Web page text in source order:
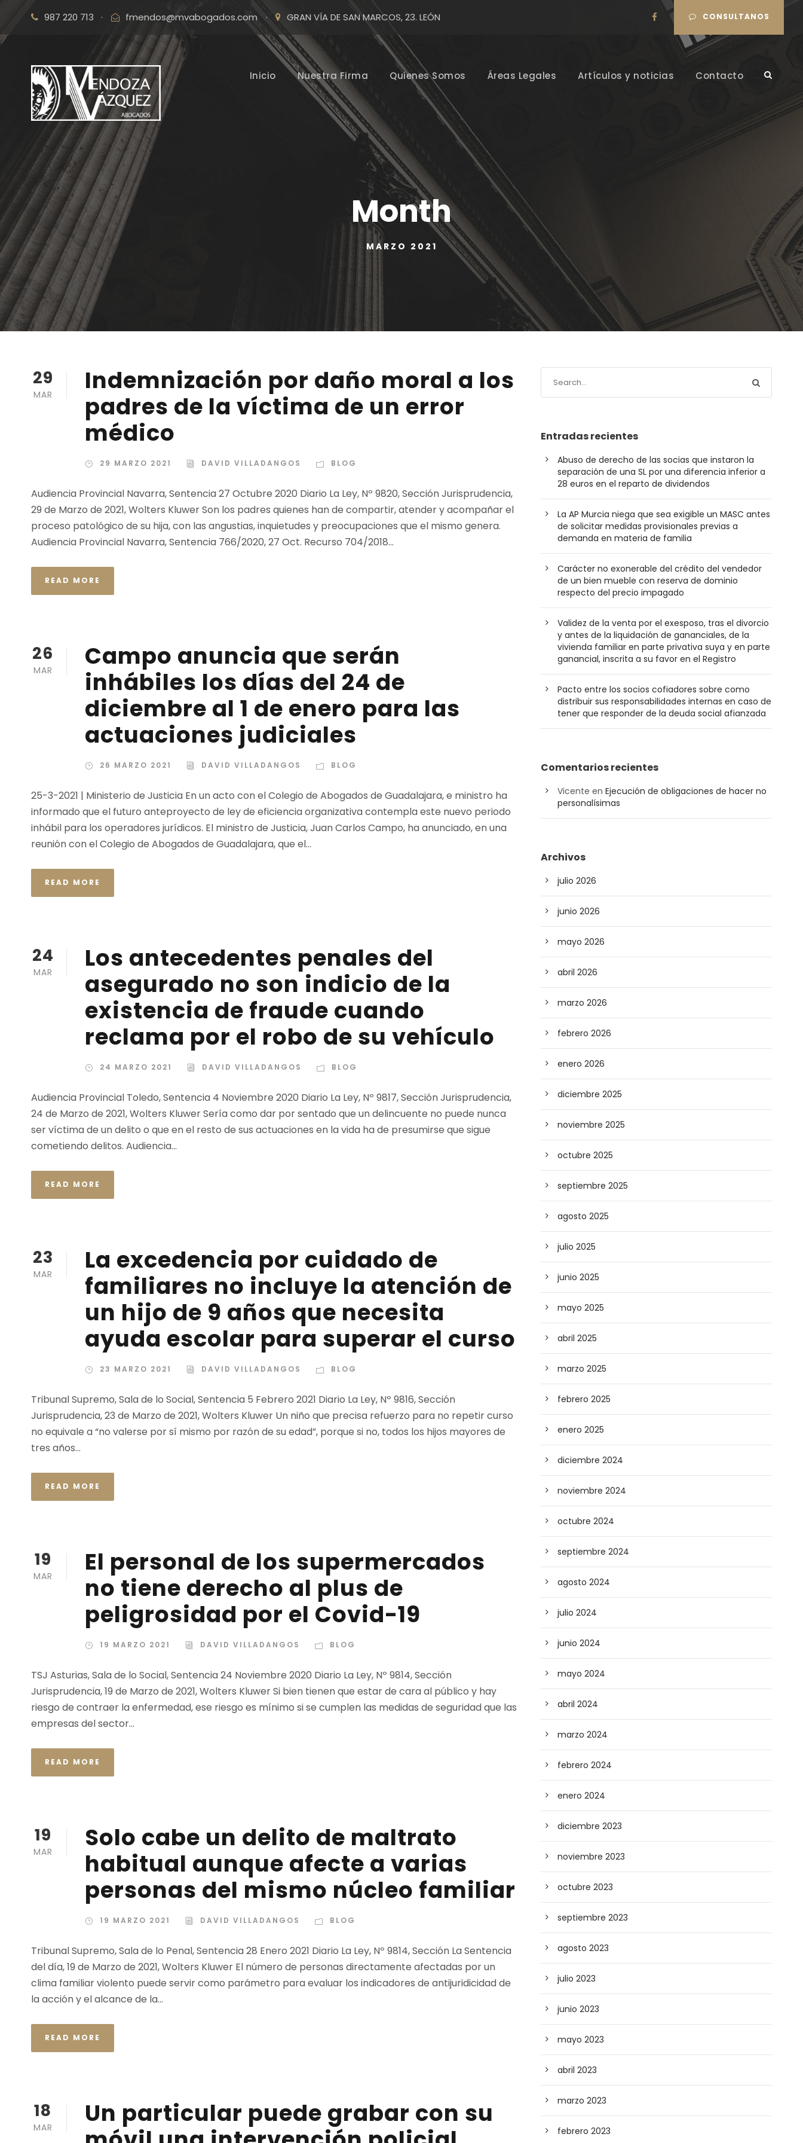
987 220 713 · fmendos@mvabogados.com · GRAN VÍA DE SAN MARCOS, 23. LEÓN CONSULTANOS
Inicio Nuestra Firma Quienes Somos Áreas Legales Artículos y noticias Contacto
Month
MARZO 2021
29
MAR
Indemnización por daño moral a los
padres de la víctima de un error
médico
29 MARZO 2021 DAVID VILLADANGOS BLOG
Audiencia Provincial Navarra, Sentencia 27 Octubre 2020 Diario La Ley, Nº 9820, Sección Jurisprudencia,
29 de Marzo de 2021, Wolters Kluwer Son los padres quienes han de compartir, atender y acompañar el
proceso patológico de su hija, con las angustias, inquietudes y preocupaciones que el mismo genera.
Audiencia Provincial Navarra, Sentencia 766/2020, 27 Oct. Recurso 704/2018...
READ MORE
26
MAR
Campo anuncia que serán
inhábiles los días del 24 de
diciembre al 1 de enero para las
actuaciones judiciales
26 MARZO 2021 DAVID VILLADANGOS BLOG
25-3-2021 | Ministerio de Justicia En un acto con el Colegio de Abogados de Guadalajara, e ministro ha
informado que el futuro anteproyecto de ley de eficiencia organizativa contempla este nuevo periodo
inhábil para los operadores jurídicos. El ministro de Justicia, Juan Carlos Campo, ha anunciado, en una
reunión con el Colegio de Abogados de Guadalajara, que el...
READ MORE
24
MAR
Los antecedentes penales del
asegurado no son indicio de la
existencia de fraude cuando
reclama por el robo de su vehículo
24 MARZO 2021 DAVID VILLADANGOS BLOG
Audiencia Provincial Toledo, Sentencia 4 Noviembre 2020 Diario La Ley, Nº 9817, Sección Jurisprudencia,
24 de Marzo de 2021, Wolters Kluwer Sería como dar por sentado que un delincuente no puede nunca
ser víctima de un delito o que en el resto de sus actuaciones en la vida ha de presumirse que sigue
cometiendo delitos. Audiencia...
READ MORE
23
MAR
La excedencia por cuidado de
familiares no incluye la atención de
un hijo de 9 años que necesita
ayuda escolar para superar el curso
23 MARZO 2021 DAVID VILLADANGOS BLOG
Tribunal Supremo, Sala de lo Social, Sentencia 5 Febrero 2021 Diario La Ley, Nº 9816, Sección
Jurisprudencia, 23 de Marzo de 2021, Wolters Kluwer Un niño que precisa refuerzo para no repetir curso
no equivale a “no valerse por sí mismo por razón de su edad”, porque si no, todos los hijos mayores de
tres años...
READ MORE
19
MAR
El personal de los supermercados
no tiene derecho al plus de
peligrosidad por el Covid-19
19 MARZO 2021 DAVID VILLADANGOS BLOG
TSJ Asturias, Sala de lo Social, Sentencia 24 Noviembre 2020 Diario La Ley, Nº 9814, Sección
Jurisprudencia, 19 de Marzo de 2021, Wolters Kluwer Si bien tienen que estar de cara al público y hay
riesgo de contraer la enfermedad, ese riesgo es mínimo si se cumplen las medidas de seguridad que las
empresas del sector...
READ MORE
19
MAR
Solo cabe un delito de maltrato
habitual aunque afecte a varias
personas del mismo núcleo familiar
19 MARZO 2021 DAVID VILLADANGOS BLOG
Tribunal Supremo, Sala de lo Penal, Sentencia 28 Enero 2021 Diario La Ley, Nº 9814, Sección La Sentencia
del día, 19 de Marzo de 2021, Wolters Kluwer El número de personas directamente afectadas por un
clima familiar violento puede servir como parámetro para evaluar los indicadores de antijuridicidad de
la acción y el alcance de la...
READ MORE
18
MAR
Un particular puede grabar con su
Entradas recientes
Abuso de derecho de las socias que instaron la
separación de una SL por una diferencia inferior a
28 euros en el reparto de dividendos
La AP Murcia niega que sea exigible un MASC antes
de solicitar medidas provisionales previas a
demanda en materia de familia
Carácter no exonerable del crédito del vendedor
de un bien mueble con reserva de dominio
respecto del precio impagado
Validez de la venta por el exesposo, tras el divorcio
y antes de la liquidación de gananciales, de la
vivienda familiar en parte privativa suya y en parte
ganancial, inscrita a su favor en el Registro
Pacto entre los socios cofiadores sobre como
distribuir sus responsabilidades internas en caso de
tener que responder de la deuda social afianzada
Comentarios recientes
Vicente enEjecución de obligaciones de hacer no
personalísimas
Archivos
julio 2026
junio 2026
mayo 2026
abril 2026
marzo 2026
febrero 2026
enero 2026
diciembre 2025
noviembre 2025
octubre 2025
septiembre 2025
agosto 2025
julio 2025
junio 2025
mayo 2025
abril 2025
marzo 2025
febrero 2025
enero 2025
diciembre 2024
noviembre 2024
octubre 2024
septiembre 2024
agosto 2024
julio 2024
junio 2024
mayo 2024
abril 2024
marzo 2024
febrero 2024
enero 2024
diciembre 2023
noviembre 2023
octubre 2023
septiembre 2023
agosto 2023
julio 2023
junio 2023
mayo 2023
abril 2023
marzo 2023
febrero 2023